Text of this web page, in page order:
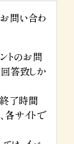
問い合わ
トのお問
答致しか
終了時間
各サイトで